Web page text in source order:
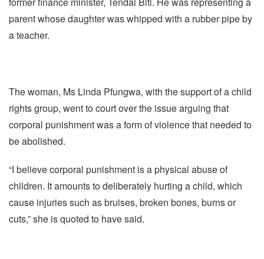
parent whose daughter was whipped with a rubber pipe by
a teacher.
The woman, Ms Linda Pfungwa, with the support of a child
rights group, went to court over the issue arguing that
corporal punishment was a form of violence that needed to
be abolished.
“I believe corporal punishment is a physical abuse of
children. It amounts to deliberately hurting a child, which
cause injuries such as bruises, broken bones, burns or
cuts,” she is quoted to have said.